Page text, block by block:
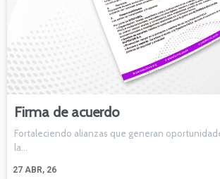
Firma de acuerdo
27 ABR, 26
Fortaleciendo alianzas que generan
la…